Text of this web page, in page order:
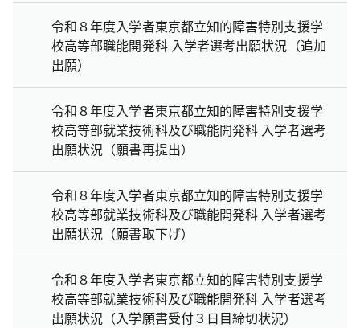
令和８年度入学者東京都立知的障害特別支援学
校高等部職能開発科 入学者選考出願状況（追加
出願）
令和８年度入学者東京都立知的障害特別支援学
校高等部就業技術科及び職能開発科 入学者選考
出願状況（願書再提出）
令和８年度入学者東京都立知的障害特別支援学
校高等部就業技術科及び職能開発科 入学者選考
出願状況（願書取下げ）
令和８年度入学者東京都立知的障害特別支援学
校高等部就業技術科及び職能開発科 入学者選考
出願状況（入学願書受付３日目締切状況）